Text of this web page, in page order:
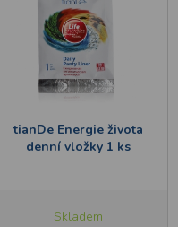
tianDe Energie života
denní vložky 1 ks
Skladem